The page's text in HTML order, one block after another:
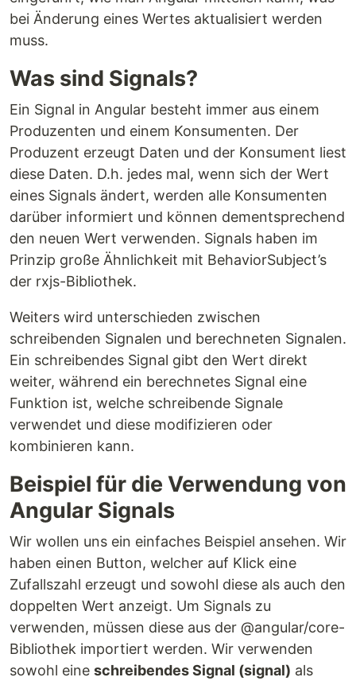
bei Änderung eines Wertes aktualisiert werden
muss.
Was sind Signals?
Ein Signal in Angular besteht immer aus einem
Produzenten und einem Konsumenten. Der
Produzent erzeugt Daten und der Konsument liest
diese Daten. D.h. jedes mal, wenn sich der Wert
eines Signals ändert, werden alle Konsumenten
darüber informiert und können dementsprechend
den neuen Wert verwenden. Signals haben im
Prinzip große Ähnlichkeit mit BehaviorSubject’s
der rxjs-Bibliothek.
Weiters wird unterschieden zwischen
schreibenden Signalen und berechneten Signalen.
Ein schreibendes Signal gibt den Wert direkt
weiter, während ein berechnetes Signal eine
Funktion ist, welche schreibende Signale
verwendet und diese modifizieren oder
kombinieren kann.
Beispiel für die Verwendung von
Angular Signals
Wir wollen uns ein einfaches Beispiel ansehen. Wir
haben einen Button, welcher auf Klick eine
Zufallszahl erzeugt und sowohl diese als auch den
doppelten Wert anzeigt. Um Signals zu
verwenden, müssen diese aus der @angular/core-
Bibliothek importiert werden. Wir verwenden
sowohl eine schreibendes Signal (signal) als